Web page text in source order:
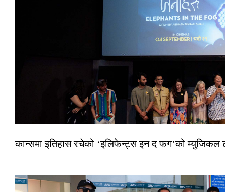
कान्समा इतिहास रचेको ‘इलिफेन्ट्स इन द फग’को म्युजिकल